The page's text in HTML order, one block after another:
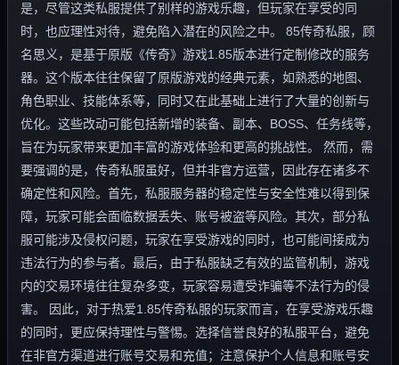
是，尽管这类私服提供了别样的游戏乐趣，但玩家在享受的同
时，也应理性对待，避免陷入潜在的风险之中。 85传奇私服，顾
名思义，是基于原版《传奇》游戏1.85版本进行定制修改的服务
器。这个版本往往保留了原版游戏的经典元素，如熟悉的地图、
角色职业、技能体系等，同时又在此基础上进行了大量的创新与
优化。这些改动可能包括新增的装备、副本、BOSS、任务线等，
旨在为玩家带来更加丰富的游戏体验和更高的挑战性。 然而，需
要强调的是，传奇私服虽好，但并非官方运营，因此存在诸多不
确定性和风险。首先，私服服务器的稳定性与安全性难以得到保
障，玩家可能会面临数据丢失、账号被盗等风险。其次，部分私
服可能涉及侵权问题，玩家在享受游戏的同时，也可能间接成为
违法行为的参与者。最后，由于私服缺乏有效的监管机制，游戏
内的交易环境往往复杂多变，玩家容易遭受诈骗等不法行为的侵
害。 因此，对于热爱1.85传奇私服的玩家而言，在享受游戏乐趣
的同时，更应保持理性与警惕。选择信誉良好的私服平台，避免
在非官方渠道进行账号交易和充值；注意保护个人信息和账号安